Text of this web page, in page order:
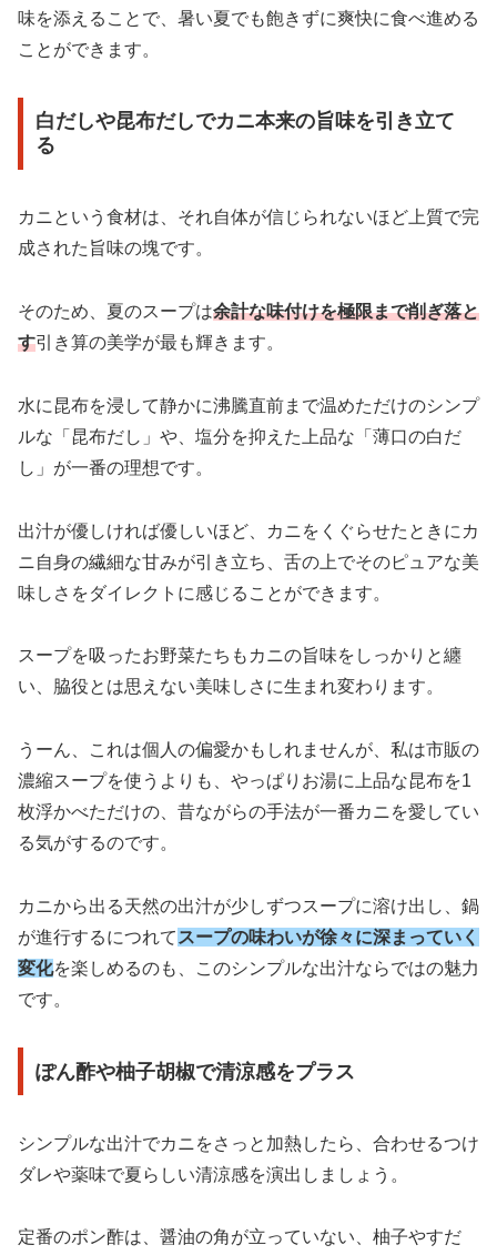
味を添えることで、暑い夏でも飽きずに爽快に食べ進める
ことができます。
白だしや昆布だしでカニ本来の旨味を引き立て
る
カニという食材は、それ自体が信じられないほど上質で完
成された旨味の塊です。
そのため、夏のスープは余計な味付けを極限まで削ぎ落と
す引き算の美学が最も輝きます。
水に昆布を浸して静かに沸騰直前まで温めただけのシンプ
ルな「昆布だし」や、塩分を抑えた上品な「薄口の白だ
し」が一番の理想です。
出汁が優しければ優しいほど、カニをくぐらせたときにカ
ニ自身の繊細な甘みが引き立ち、舌の上でそのピュアな美
味しさをダイレクトに感じることができます。
スープを吸ったお野菜たちもカニの旨味をしっかりと纏
い、脇役とは思えない美味しさに生まれ変わります。
うーん、これは個人の偏愛かもしれませんが、私は市販の
濃縮スープを使うよりも、やっぱりお湯に上品な昆布を1
枚浮かべただけの、昔ながらの手法が一番カニを愛してい
る気がするのです。
カニから出る天然の出汁が少しずつスープに溶け出し、鍋
が進行するにつれて スープの味わいが徐々に深まっていく
変化を楽しめるのも、このシンプルな出汁ならではの魅力
です。
ぽん酢や柚子胡椒で清涼感をプラス
シンプルな出汁でカニをさっと加熱したら、合わせるつけ
ダレや薬味で夏らしい清涼感を演出しましょう。
定番のポン酢は、醤油の角が立っていない、柚子やすだ